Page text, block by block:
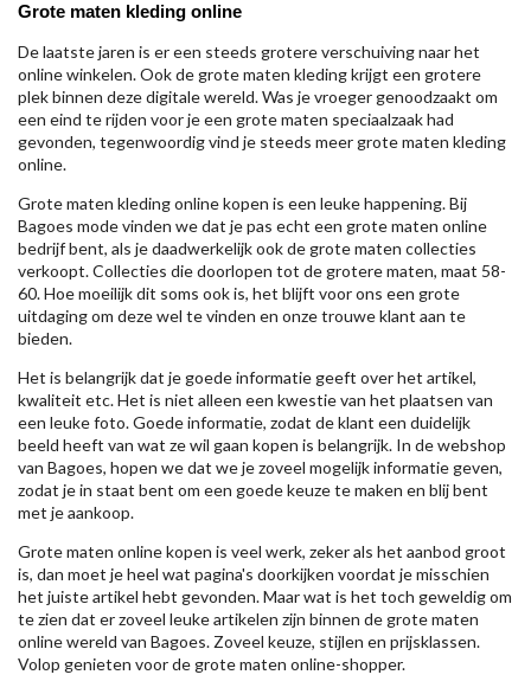
Grote maten kleding online
De laatste jaren is er een steeds grotere verschuiving naar het
online winkelen. Ook de grote maten kleding krijgt een grotere
plek binnen deze digitale wereld. Was je vroeger genoodzaakt om
een eind te rijden voor je een grote maten speciaalzaak had
gevonden, tegenwoordig vind je steeds meer grote maten kleding
online.
Grote maten kleding online kopen is een leuke happening. Bij
Bagoes mode vinden we dat je pas echt een grote maten online
bedrijf bent, als je daadwerkelijk ook de grote maten collecties
verkoopt. Collecties die doorlopen tot de grotere maten, maat 58-
60. Hoe moeilijk dit soms ook is, het blijft voor ons een grote
uitdaging om deze wel te vinden en onze trouwe klant aan te
bieden.
Het is belangrijk dat je goede informatie geeft over het artikel,
kwaliteit etc. Het is niet alleen een kwestie van het plaatsen van
een leuke foto. Goede informatie, zodat de klant een duidelijk
beeld heeft van wat ze wil gaan kopen is belangrijk. In de webshop
van Bagoes, hopen we dat we je zoveel mogelijk informatie geven,
zodat je in staat bent om een goede keuze te maken en blij bent
met je aankoop.
Grote maten online kopen is veel werk, zeker als het aanbod groot
is, dan moet je heel wat pagina's doorkijken voordat je misschien
het juiste artikel hebt gevonden. Maar wat is het toch geweldig om
te zien dat er zoveel leuke artikelen zijn binnen de grote maten
online wereld van Bagoes. Zoveel keuze, stijlen en prijsklassen.
Volop genieten voor de grote maten online-shopper.